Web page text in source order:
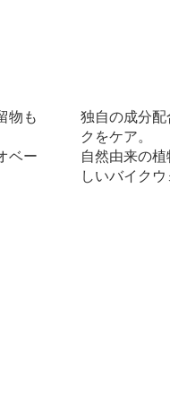
物も
ベー
独自の成分配
クをケア。
自然由来の
しいバイクウ